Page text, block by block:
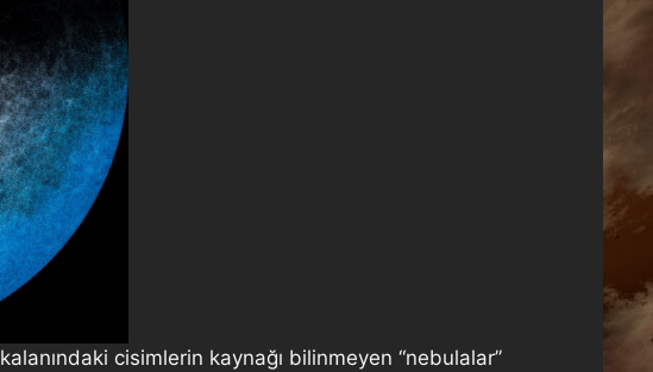
cisimlerin kaynağı bilinmeyen “nebulalar”